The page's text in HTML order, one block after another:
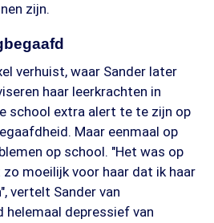
zijn.
verhuist, waar Sander later
haar leerkrachten in
school extra alert te te zijn op
Maar eenmaal op
op school. "Het was op
moeilijk voor haar dat ik haar
vertelt Sander van
helemaal depressief van